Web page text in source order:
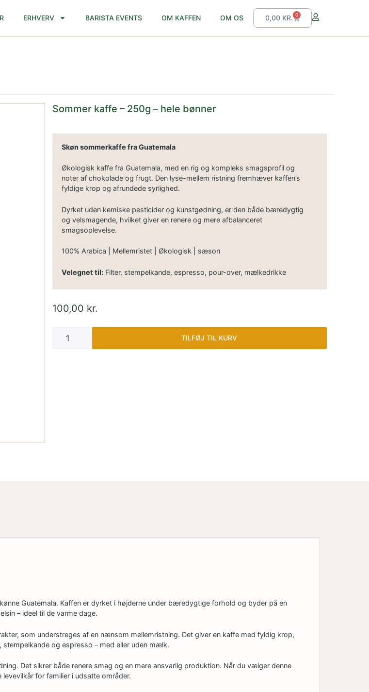
ERHVERV BARISTA EVENTS OM KAFFEN OM OS 0,00 KR. 0
Sommer kaffe – 250g – hele bønner
Skøn sommerkaffe fra Guatemala
Økologisk kaffe fra Guatemala, med en rig og kompleks smagsprofil og
noter af chokolade og frugt. Den lyse-mellem ristning fremhæver kaffen’s
fyldige krop og afrundede syrlighed.
Dyrket uden kemiske pesticider og kunstgødning, er den både bæredygtig
og velsmagende, hvilket giver en renere og mere afbalanceret
smagsoplevelse.
100% Arabica | Mellemristet | Økologisk | sæson
Velegnet til: Filter, stempelkande, espresso, pour-over, mælkedrikke
100,00 kr.
TILFØJ TIL KURV
Guatemala. Kaffen er dyrket i højderne under bæredygtige forhold og byder på en
– ideel til de varme dage.
som understreges af en nænsom mellemristning. Det giver en kaffe med fyldig krop,
og espresso – med eller uden mælk.
Det sikrer både renere smag og en mere ansvarlig produktion. Når du vælger denne
for familier i udsatte områder.